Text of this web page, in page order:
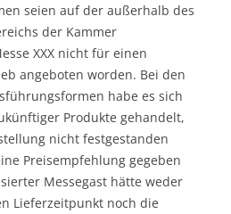
seien auf der außerhalb des
der Kammer
XXX nicht für einen
angeboten worden. Bei den
habe es sich
Produkte gehandelt,
nicht festgestanden
Preisempfehlung gegeben
Messegast hätte weder
Lieferzeitpunkt noch die